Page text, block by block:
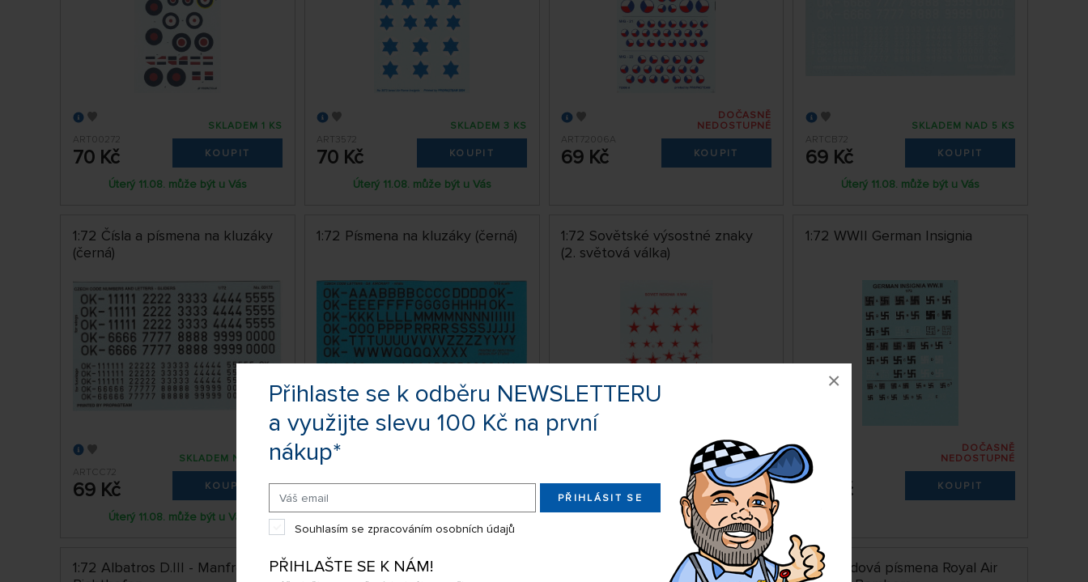
Přihlaste se k odběru NEWSLETTERU
a využijte slevu 100 Kč na první
nákup*
PŘIHLÁSIT SE
Souhlasím se zpracováním osobních údajů
PŘIHLAŠTE SE K NÁM!
×
ART00272
70 Kč
SKLADEM 1 KS
KOUPIT
Úterý 11.08. může být u Vás
ART3572
70 Kč
SKLADEM 3 KS
KOUPIT
Úterý 11.08. může být u Vás
ART72006A
69 Kč
DOČASNĚ
NEDOSTUPNÉ
KOUPIT
ARTCB72
69 Kč
SKLADEM NAD 5 KS
KOUPIT
Úterý 11.08. může být u Vás
1:72 Čísla a písmena na kluzáky
(černá)
ARTCC72
69 Kč
SKLADEM NAD 5 KS
KOUPIT
Úterý 11.08. může být u Vás
1:72 Písmena na kluzáky (černá)
69 Kč KOUPIT
1:72 Sovětské výsostné znaky
(2. světová válka)
69 Kč
SKLADEM 1 KS
KOUPIT
Úterý 11.08. může být u Vás
1:72 WWII German Insignia
ARTSV72
69 Kč
DOČASNĚ
NEDOSTUPNÉ
KOUPIT
1:72 Albatros D.III - Manfred von
1:72 Japanese Combat Aircrafts
1:72 Messerschmitt Bf 109 G-10 -
1:72 Kódová písmena Royal Air